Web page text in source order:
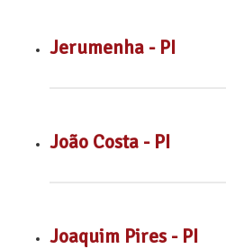
Jerumenha - PI
João Costa - PI
Joaquim Pires - PI